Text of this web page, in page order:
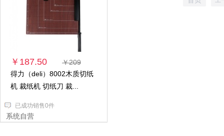
￥187.50
￥209
得力（deli）8002木质切纸
机 裁纸机 切纸刀 裁...
已成功销售0件
系统自营